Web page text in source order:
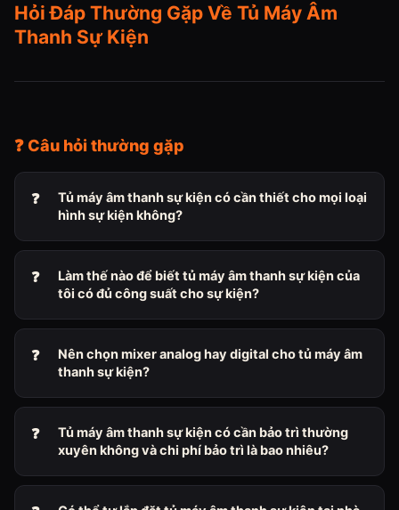
Hỏi Đáp Thường Gặp Về Tủ Máy Âm
Thanh Sự Kiện
❓ Câu hỏi thường gặp
Tủ máy âm thanh sự kiện có cần thiết cho mọi loại
hình sự kiện không?
Làm thế nào để biết tủ máy âm thanh sự kiện của
tôi có đủ công suất cho sự kiện?
Nên chọn mixer analog hay digital cho tủ máy âm
thanh sự kiện?
Tủ máy âm thanh sự kiện có cần bảo trì thường
xuyên không và chi phí bảo trì là bao nhiêu?